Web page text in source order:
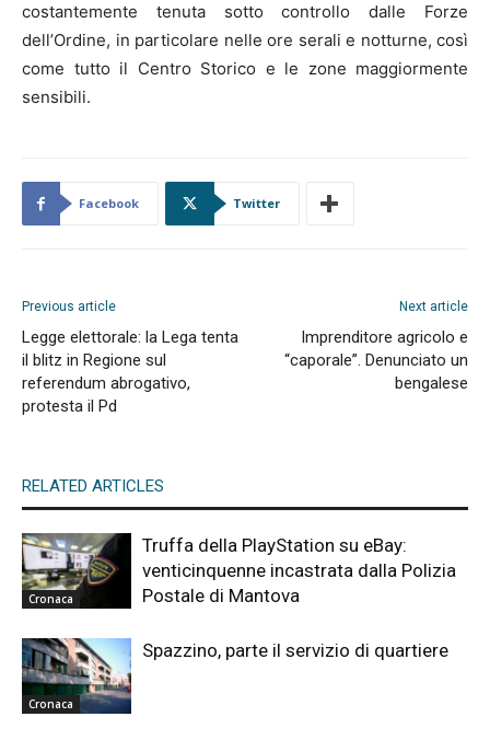
costantemente tenuta sotto controllo dalle Forze
dell’Ordine, in particolare nelle ore serali e notturne, così
come tutto il Centro Storico e le zone maggiormente
sensibili.
Facebook Twitter
Previous article
Legge elettorale: la Lega tenta
il blitz in Regione sul
referendum abrogativo,
protesta il Pd
Next article
Imprenditore agricolo e
“caporale”. Denunciato un
bengalese
RELATED ARTICLES
Cronaca
Truffa della PlayStation su eBay:
venticinquenne incastrata dalla Polizia
Postale di Mantova
Cronaca
Spazzino, parte il servizio di quartiere